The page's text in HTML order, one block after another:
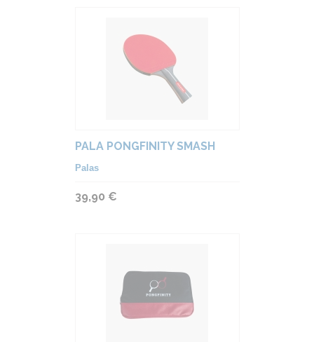
PALA PONGFINITY SMASH
Palas
39,90 €